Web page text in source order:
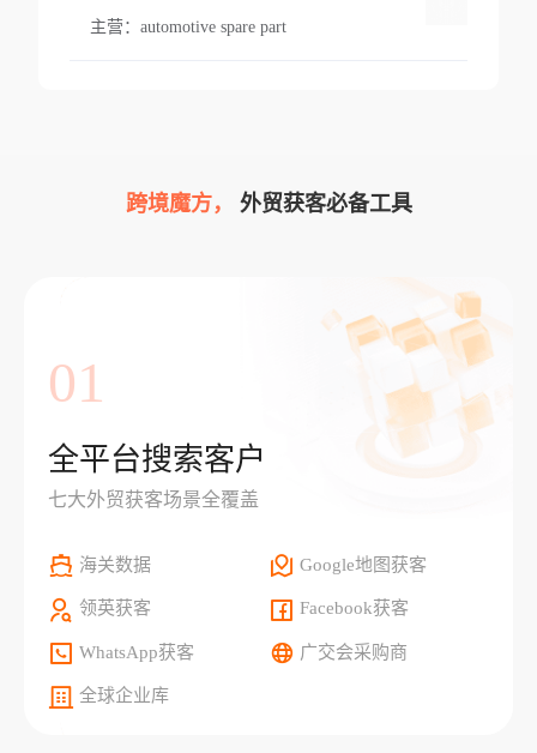
主营： automotive spare part
跨境魔方， 外贸获客必备工具
01
全平台搜索客户
七大外贸获客场景全覆盖
海关数据 Google地图获客
领英获客 Facebook获客
WhatsApp获客 广交会采购商
全球企业库